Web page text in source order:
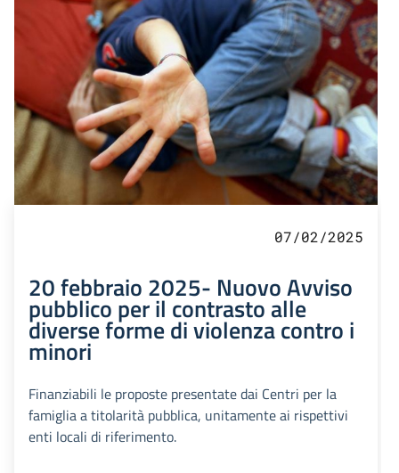
07/02/2025
20 febbraio 2025- Nuovo Avviso
pubblico per il contrasto alle
diverse forme di violenza contro i
minori
Finanziabili le proposte presentate dai Centri per la
famiglia a titolarità pubblica, unitamente ai rispettivi
enti locali di riferimento.